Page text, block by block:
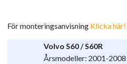
För monteringsanvisning Klicka här!
Volvo S60 / S60R
Årsmodeller: 2001-2008